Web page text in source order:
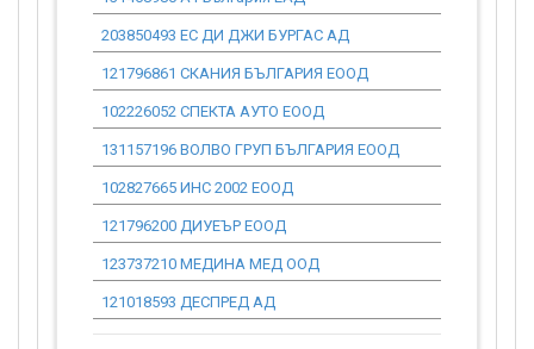
203850493 ЕС ДИ ДЖИ БУРГАС АД
121796861 СКАНИЯ БЪЛГАРИЯ ЕООД
102226052 СПЕКТА АУТО ЕООД
131157196 ВОЛВО ГРУП БЪЛГАРИЯ ЕООД
102827665 ИНС 2002 ЕООД
121796200 ДИУЕЪР ЕООД
123737210 МЕДИНА МЕД ООД
121018593 ДЕСПРЕД АД